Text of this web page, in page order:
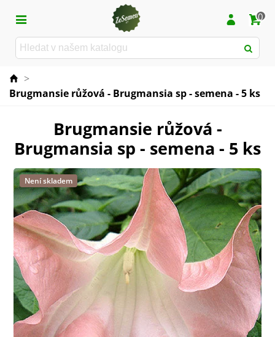
0
>
Brugmansie růžová - Brugmansia sp - semena - 5 ks
Brugmansie růžová -
Brugmansia sp - semena - 5 ks
Není skladem